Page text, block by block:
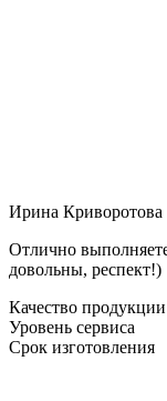
Ирина Криворотова
Отлично
довольны, респект!)
Качество продукции
Уровень сервиса
Срок изготовления